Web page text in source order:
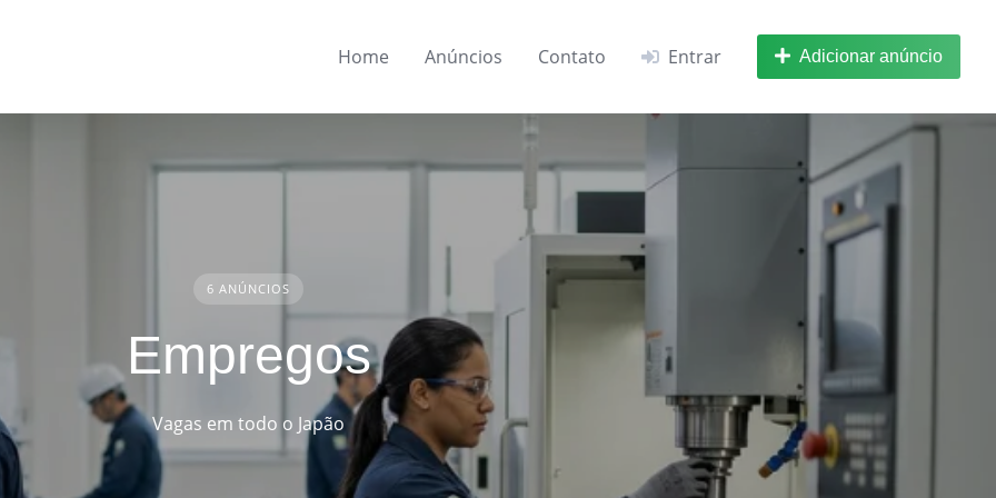
Home Anúncios Contato Entrar Adicionar anúncio
6 ANÚNCIOS
Empregos
Vagas em todo o Japão